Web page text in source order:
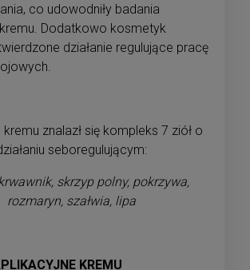
co udowodniły badania
Dodatkowo kosmetyk
działanie regulujące pracę
kremu znalazł się kompleks 7 ziół o
seboregulującym:
skrzyp polny, pokrzywa,
rozmaryn, szałwia, lipa
KREMU